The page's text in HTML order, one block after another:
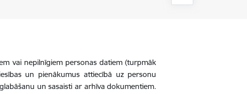
vai nepilnīgiem personas datiem (turpmāk
un pienākumus attiecībā uz personu
un sasaisti ar arhīva dokumentiem.